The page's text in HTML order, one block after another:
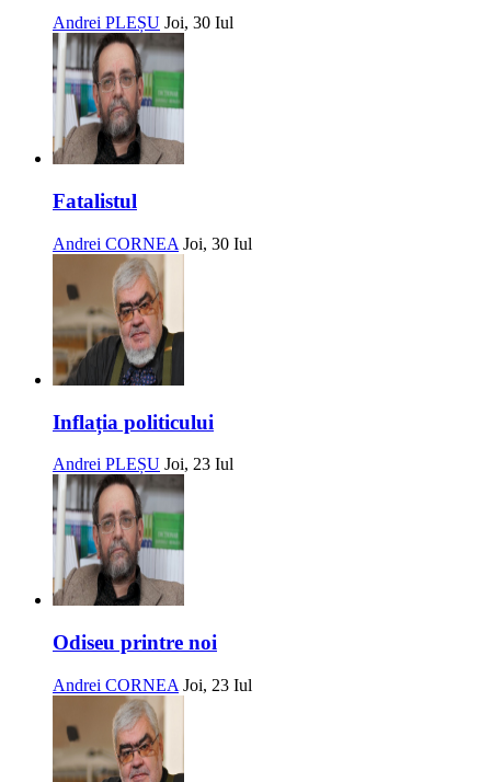
Andrei PLEȘU Joi, 30 Iul
Fatalistul
Andrei CORNEA Joi, 30 Iul
Inflația politicului
Andrei PLEȘU Joi, 23 Iul
Odiseu printre noi
Andrei CORNEA Joi, 23 Iul